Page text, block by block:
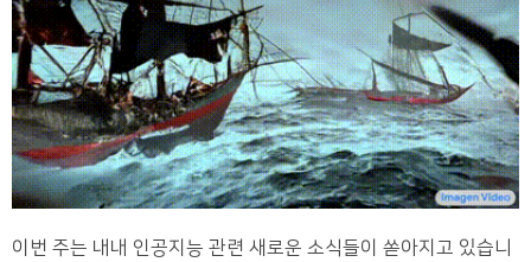
이번 주는 내내 인공지능 관련 새로운 소식들이 쏟아지고 있습니